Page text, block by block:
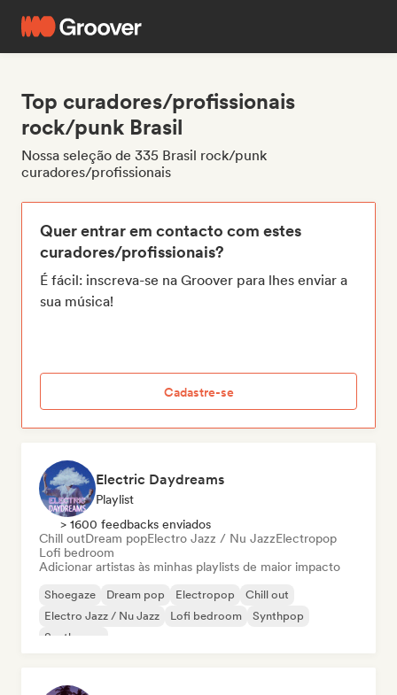
Top curadores/profissionais
rock/punk Brasil
Nossa seleção de 335 Brasil rock/punk
curadores/profissionais
Quer entrar em contacto com estes
curadores/profissionais?
É fácil: inscreva-se na Groover para lhes enviar a
sua música!
Cadastre-se
Electric Daydreams
Playlist
> 1600 feedbacks enviados
Chill outDream popElectro Jazz / Nu JazzElectropop
Lofi bedroom
Adicionar artistas às minhas playlists de maior impacto
Shoegaze Dream pop Electropop
Chill out
Electro Jazz / Nu Jazz
Lofi bedroom
Synthpop
Synthwave